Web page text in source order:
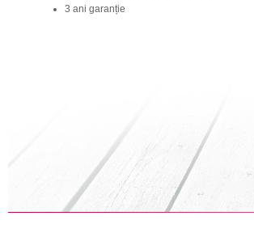
3 ani garanție